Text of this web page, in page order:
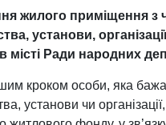
жилого приміщення з
установи,
місті Ради народних
кроком особи, яка
установи чи